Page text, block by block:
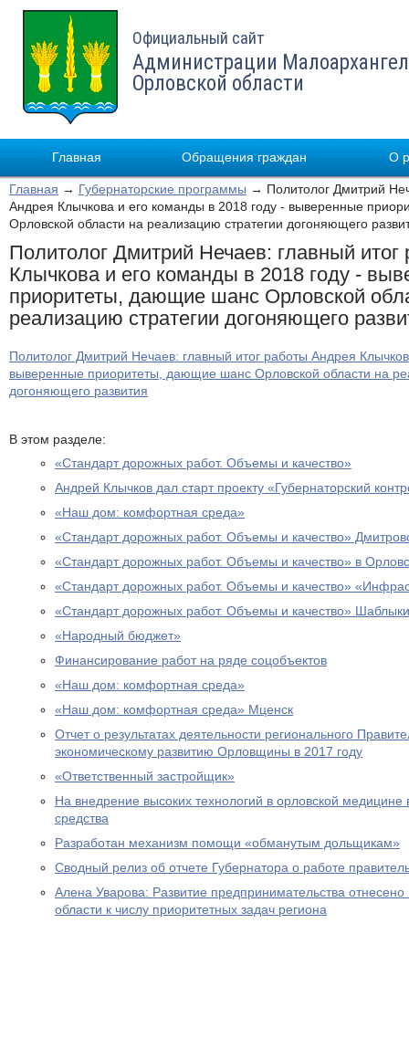
Официальный сайт
Администрации
Орловской области
Главная Обращения граждан О
Главная → Губернаторские программы → Политолог Дмитрий
Андрея Клычкова и его команды в 2018 году - выверенные
Орловской области на реализацию стратегии догоняющего
Политолог Дмитрий Нечаев: главный
Клычкова и его команды в 2018 году -
приоритеты, дающие шанс Орловской
реализацию стратегии догоняющего
Политолог Дмитрий Нечаев: главный итог работы Андрея
выверенные приоритеты, дающие шанс Орловской области на
догоняющего развития
В этом разделе:
«Стандарт дорожных работ. Объемы и качество»
Андрей Клычков дал старт проекту «Губернаторский
«Наш дом: комфортная среда»
«Стандарт дорожных работ. Объемы и качество»
«Стандарт дорожных работ. Объемы и качество» в
«Стандарт дорожных работ. Объемы и качество»
«Стандарт дорожных работ. Объемы и качество»
«Народный бюджет»
Финансирование работ на ряде соцобъектов
«Наш дом: комфортная среда»
«Наш дом: комфортная среда» Мценск
Отчет о результатах деятельности регионального
экономическому развитию Орловщины в 2017 году
«Ответственный застройщик»
На внедрение высоких технологий в орловской
средства
Разработан механизм помощи «обманутым дольщикам»
Сводный релиз об отчете Губернатора о работе
Алена Уварова: Развитие предпринимательства
области к числу приоритетных задач региона